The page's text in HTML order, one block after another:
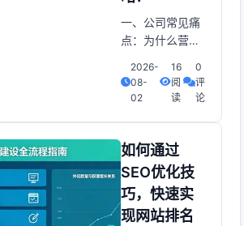
一、公司常见痛
点：为什么营销
在实际运营中。
很多公司会遇到
索结果第一页难
以出现，访客几
乎为零。付费广
告成本高企——
点击费用不断上
2026-
08-
02
16
阅
读
0
评
论
如何通过
SEO优化技
巧，快速实
现网站排名